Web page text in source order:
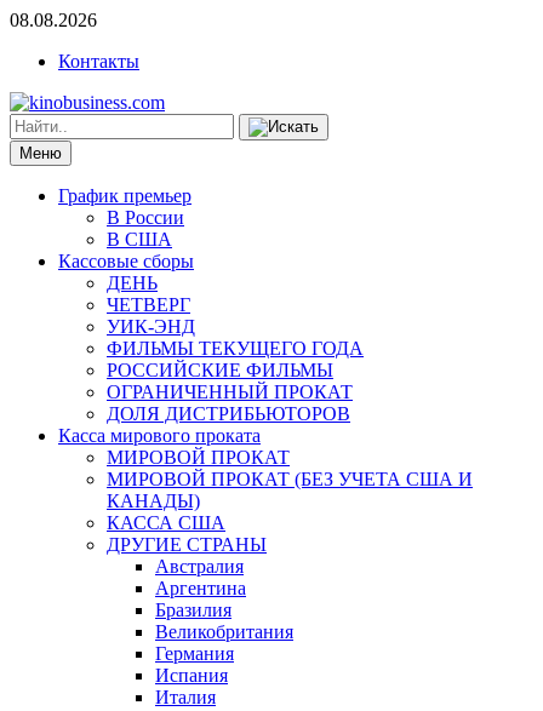
08.08.2026
Контакты
Меню
График премьер
В России
В США
Кассовые сборы
ДЕНЬ
ЧЕТВЕРГ
УИК-ЭНД
ФИЛЬМЫ ТЕКУЩЕГО ГОДА
РОССИЙСКИЕ ФИЛЬМЫ
ОГРАНИЧЕННЫЙ ПРОКАТ
ДОЛЯ ДИСТРИБЬЮТОРОВ
Касса мирового проката
МИРОВОЙ ПРОКАТ
МИРОВОЙ ПРОКАТ (БЕЗ УЧЕТА США И
КАНАДЫ)
КАССА США
ДРУГИЕ СТРАНЫ
Австралия
Аргентина
Бразилия
Великобритания
Германия
Испания
Италия